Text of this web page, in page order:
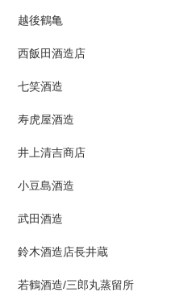
越後鶴亀
西飯田酒造店
七笑酒造
寿虎屋酒造
井上清吉商店
小豆島酒造
武田酒造
鈴木酒造店長井蔵
若鶴酒造/三郎丸蒸留所